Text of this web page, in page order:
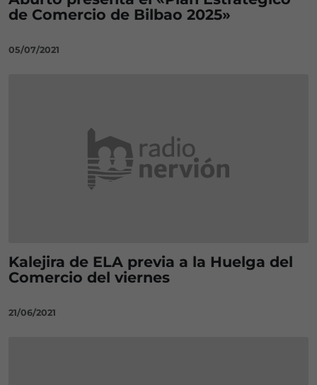
de Comercio de Bilbao 2025»
05/07/2021
Kalejira de ELA previa a la Huelga del
Comercio del viernes
21/06/2021